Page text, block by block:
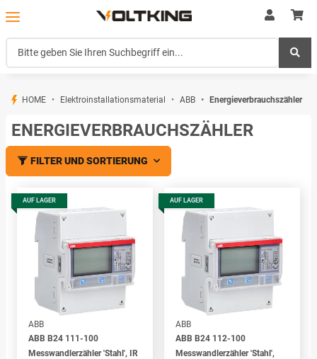
HOME Elektroinstallationsmaterial ABB Energieverbrauchszähler
ENERGIEVERBRAUCHSZÄHLER
FILTER UND SORTIERUNG
AUF LAGER
ABB
ABB B24 111-100
Messwandlerzähler 'Stahl', IR
AUF LAGER
ABB
ABB B24 112-100
Messwandlerzähler 'Stahl',